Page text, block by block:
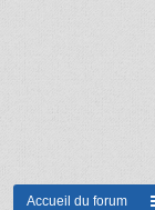
Accueil du forum